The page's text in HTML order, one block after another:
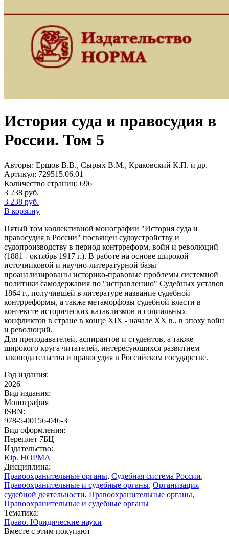
История суда и правосудия в
России. Том 5
Авторы: Ершов В.В., Сырых В.М., Краковский К.П. и др.
Артикул: 729515.06.01
Количество страниц: 696
3 238 руб.
3 238 руб.
В корзину
Пятый том коллективной монографии "История суда и
правосудия в России" посвящен судоустройству и
судопроизводству в период контрреформ, войн и революций
(1881 - октябрь 1917 г.). В работе на основе широкой
источниковой и научно-литературной базы
проанализированы историко-правовые проблемы системной
политики самодержавия по "исправлению" Судебных уставов
1864 г., получившей в литературе название судебной
контрреформы, а также метаморфозы судебной власти в
контексте исторических катаклизмов и социальных
конфликтов в стране в конце XIX - начале ХХ в., в эпоху войн
и революций.
Для преподавателей, аспирантов и студентов, а также
широкого круга читателей, интересующихся развитием
законодательства и правосудия в Российском государстве.
Год издания:
2026
Вид издания:
Монография
ISBN:
978-5-00156-046-3
Вид оформления:
Переплет 7БЦ
Издательство:
Юр. НОРМА
Дисциплина:
Правоохранительные органы, Судебная система России,
Правоохранительные и судебные органы, Организация
судебной деятельности, Правоохранительные органы,
Правоохранительные и судебные органы
Тематика:
Право. Юридические науки
Вместе с этим покупают